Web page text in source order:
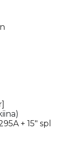
+ 15" spl